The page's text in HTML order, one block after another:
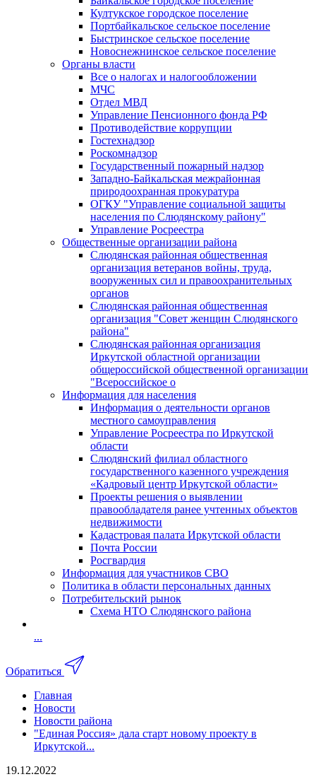
Култукское городское поселение
Портбайкальское сельское поселение
Быстринское сельское поселение
Новоснежнинское сельское поселение
Органы власти
Все о налогах и налогообложении
МЧС
Отдел МВД
Управление Пенсионного фонда РФ
Противодействие коррупции
Гостехнадзор
Роскомнадзор
Государственный пожарный надзор
Западно-Байкальская межрайонная
природоохранная прокуратура
ОГКУ "Управление социальной защиты
населения по Слюдянскому району"
Управление Росреестра
Общественные организации района
Слюдянская районная общественная
организация ветеранов войны, труда,
вооруженных сил и правоохранительных
органов
Слюдянская районная общественная
организация "Совет женщин Слюдянского
района"
Слюдянская районная организация
Иркутской областной организации
общероссийской общественной организации
"Всероссийское о
Информация для населения
Информация о деятельности органов
местного самоуправления
Управление Росреестра по Иркутской
области
Слюдянский филиал областного
государственного казенного учреждения
«Кадровый центр Иркутской области»
Проекты решения о выявлении
правообладателя ранее учтенных объектов
недвижимости
Кадастровая палата Иркутской области
Почта России
Росгвардия
Информация для участников СВО
Политика в области персональных данных
Потребительский рынок
Схема НТО Слюдянского района
...
Обратиться
Главная
Новости
Новости района
"Единая Россия» дала старт новому проекту в
Иркутской...
19.12.2022